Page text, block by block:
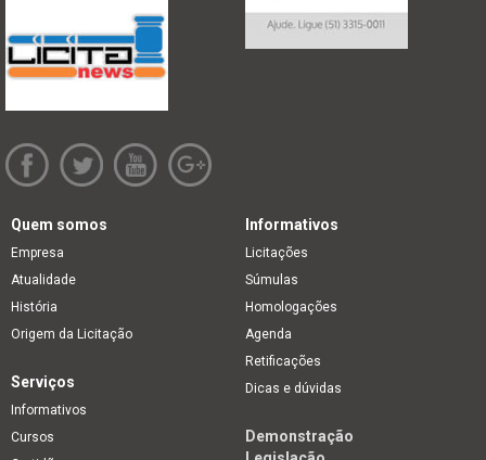
Quem somos
Empresa
Atualidade
História
Origem da Licitação
Informativos
Licitações
Súmulas
Homologações
Agenda
Retificações
Dicas e dúvidas
Serviços
Informativos
Cursos
Demonstração